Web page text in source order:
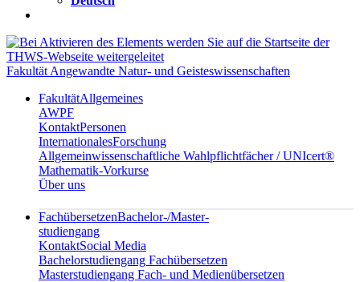
Fakultät Angewandte Natur- und Geisteswissenschaften
FakultätAllgemeines
AWPF
KontaktPersonen
InternationalesForschung
Allgemeinwissenschaftliche Wahlpflichtfächer / UNIcert®
Mathematik-Vorkurse
Über uns
FachübersetzenBachelor-/Master-
studiengang
KontaktSocial Media
Bachelorstudiengang Fachübersetzen
Masterstudiengang Fach- und Medienübersetzen